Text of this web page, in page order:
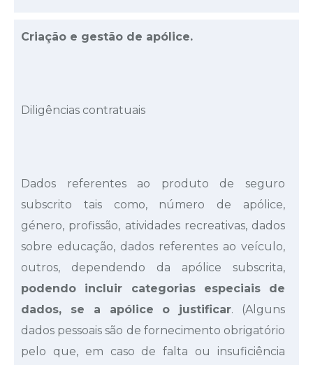
Criação e gestão de apólice.
Diligências contratuais
Dados referentes ao produto de seguro
subscrito tais como, número de apólice,
género, profissão, atividades recreativas, dados
sobre educação, dados referentes ao veículo,
outros, dependendo da apólice subscrita,
podendo incluir categorias especiais de
dados, se a apólice o justificar. (Alguns
dados pessoais são de fornecimento obrigatório
pelo que, em caso de falta ou insuficiência